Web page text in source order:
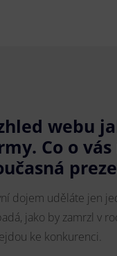
webu
Co o
dojem uděláte jen
jako by zamrzl v
ke konkurenci.